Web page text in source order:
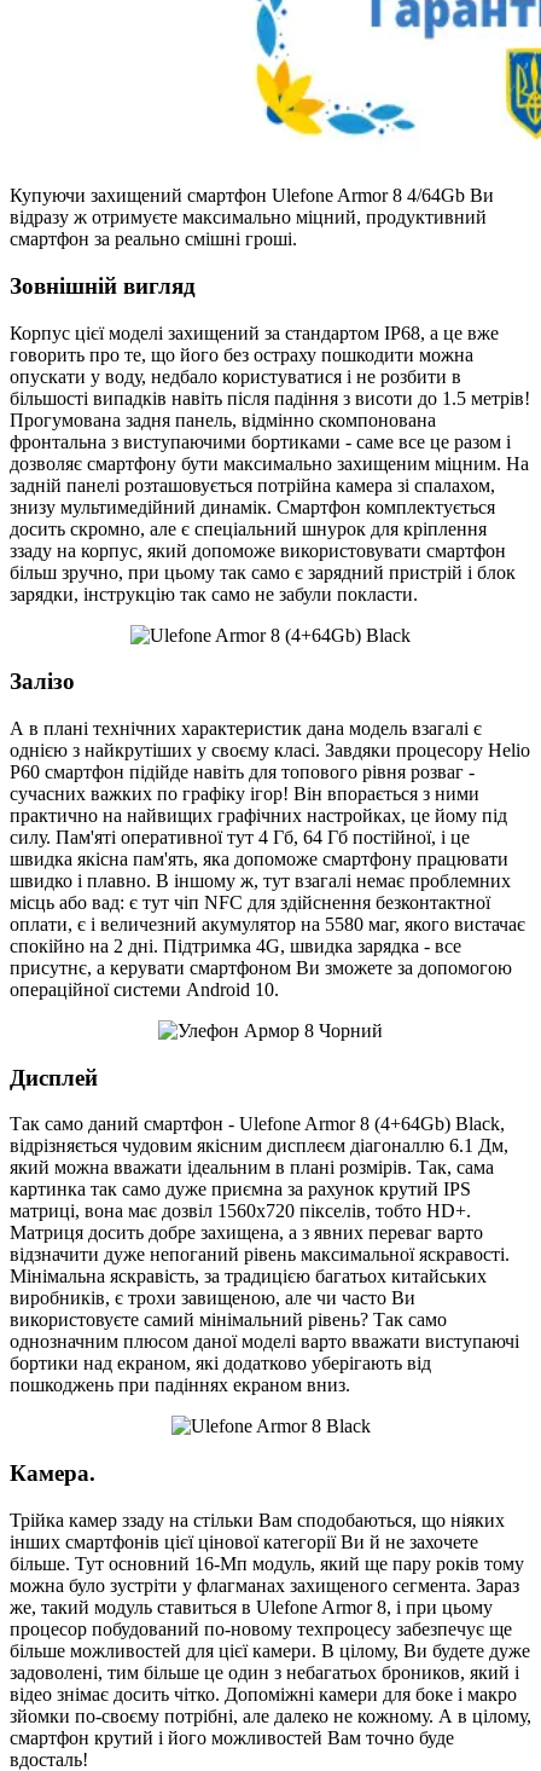
Купуючи захищений смартфон Ulefone Armor 8 4/64Gb Ви
відразу ж отримуєте максимально міцний, продуктивний
смартфон за реально смішні гроші.
Зовнішній вигляд
Корпус цієї моделі захищений за стандартом IP68, а це вже
говорить про те, що його без остраху пошкодити можна
опускати у воду, недбало користуватися і не розбити в
більшості випадків навіть після падіння з висоти до 1.5 метрів!
Прогумована задня панель, відмінно скомпонована
фронтальна з виступаючими бортиками - саме все це разом і
дозволяє смартфону бути максимально захищеним міцним. На
задній панелі розташовується потрійна камера зі спалахом,
знизу мультимедійний динамік. Смартфон комплектується
досить скромно, але є спеціальний шнурок для кріплення
ззаду на корпус, який допоможе використовувати смартфон
більш зручно, при цьому так само є зарядний пристрій і блок
зарядки, інструкцію так само не забули покласти.
Залізо
А в плані технічних характеристик дана модель взагалі є
однією з найкрутіших у своєму класі. Завдяки процесору Helio
Р60 смартфон підійде навіть для топового рівня розваг -
сучасних важких по графіку ігор! Він впорається з ними
практично на найвищих графічних настройках, це йому під
силу. Пам'яті оперативної тут 4 Гб, 64 Гб постійної, і це
швидка якісна пам'ять, яка допоможе смартфону працювати
швидко і плавно. В іншому ж, тут взагалі немає проблемних
місць або вад: є тут чіп NFC для здійснення безконтактної
оплати, є і величезний акумулятор на 5580 маг, якого вистачає
спокійно на 2 дні. Підтримка 4G, швидка зарядка - все
присутнє, а керувати смартфоном Ви зможете за допомогою
операційної системи Android 10.
Дисплей
Так само даний смартфон - Ulefone Armor 8 (4+64Gb) Black,
відрізняється чудовим якісним дисплеєм діагоналлю 6.1 Дм,
який можна вважати ідеальним в плані розмірів. Так, сама
картинка так само дуже приємна за рахунок крутий IPS
матриці, вона має дозвіл 1560х720 пікселів, тобто HD+.
Матриця досить добре захищена, а з явних переваг варто
відзначити дуже непоганий рівень максимальної яскравості.
Мінімальна яскравість, за традицією багатьох китайських
виробників, є трохи завищеною, але чи часто Ви
використовуєте самий мінімальний рівень? Так само
однозначним плюсом даної моделі варто вважати виступаючі
бортики над екраном, які додатково уберігають від
пошкоджень при падіннях екраном вниз.
Камера.
Трійка камер ззаду на стільки Вам сподобаються, що ніяких
інших смартфонів цієї цінової категорії Ви й не захочете
більше. Тут основний 16-Мп модуль, який ще пару років тому
можна було зустріти у флагманах захищеного сегмента. Зараз
же, такий модуль ставиться в Ulefone Armor 8, і при цьому
процесор побудований по-новому техпроцесу забезпечує ще
більше можливостей для цієї камери. В цілому, Ви будете дуже
задоволені, тим більше це один з небагатьох броников, який і
відео знімає досить чітко. Допоміжні камери для боке і макро
зйомки по-своєму потрібні, але далеко не кожному. А в цілому,
смартфон крутий і його можливостей Вам точно буде
вдосталь!